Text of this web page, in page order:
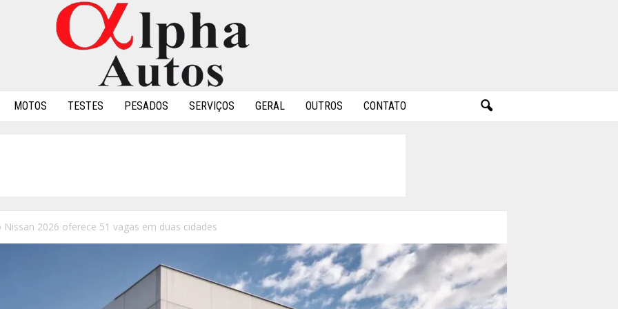
MOTOS TESTES PESADOS SERVIÇOS GERAL OUTROS CONTATO
Nissan 2026 oferece 51 vagas em duas cidades